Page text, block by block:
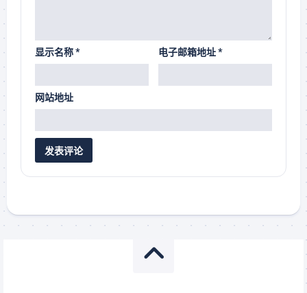
显示名称* 电子邮箱地址*
网站地址